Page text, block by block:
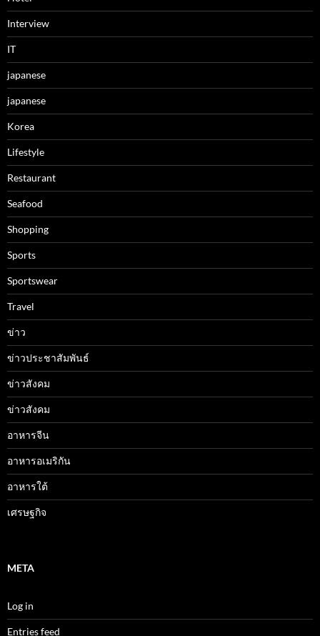
Interview
IT
japanese
japanese
Korea
Lifestyle
Restaurant
Seafood
Shopping
Sports
Sportswear
Travel
ข่าว
ข่าวประชาสัมพันธ์
ข่าวสังคม
ข่าวสังคม
อาหารจีน
อาหารอเมริกัน
อาหารใต้
เศรษฐกิจ
META
Log in
Entries feed